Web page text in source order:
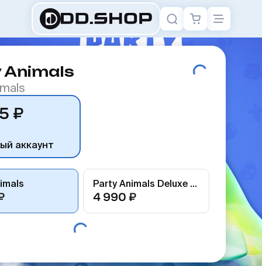
₽
аккаунт
Party Animals Deluxe Edition
4 990 ₽